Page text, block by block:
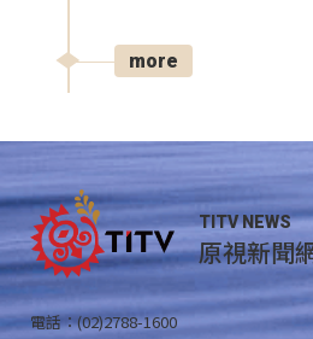
more
TITV NEWS
原視新聞
電話：(02)2788-1600